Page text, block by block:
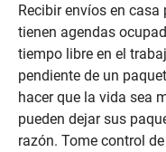
Recibir envíos en
tienen agendas
tiempo libre en el
pendiente de un
hacer que la vida sea
pueden dejar sus
razón. Tome control